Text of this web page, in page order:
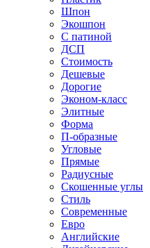
Шпон
Экошпон
С патиной
ДСП
Стоимость
Дешевые
Дорогие
Эконом-класс
Элитные
Форма
П-образные
Угловые
Прямые
Радиусные
Скошенные углы
Стиль
Современные
Евро
Английские